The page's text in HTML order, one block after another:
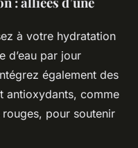
à votre hydratation
d’eau par jour
également des
antioxydants, comme
pour soutenir